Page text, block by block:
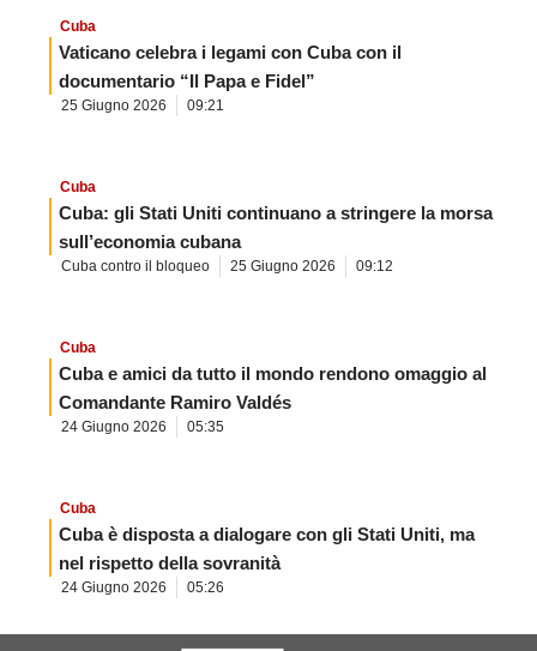
Cuba
Vaticano celebra i legami con Cuba con il
documentario “Il Papa e Fidel”
25 Giugno 2026 09:21
Cuba
Cuba: gli Stati Uniti continuano a stringere la morsa
sull’economia cubana
Cuba contro il bloqueo 25 Giugno 2026 09:12
Cuba
Cuba e amici da tutto il mondo rendono omaggio al
Comandante Ramiro Valdés
24 Giugno 2026 05:35
Cuba
Cuba è disposta a dialogare con gli Stati Uniti, ma
nel rispetto della sovranità
24 Giugno 2026 05:26